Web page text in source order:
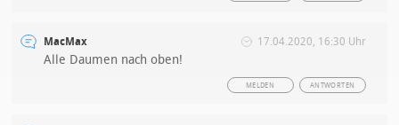
MacMax 17.04.2020, 16:30 Uhr
Alle Daumen nach oben!
ANTWORTEN
MELDEN